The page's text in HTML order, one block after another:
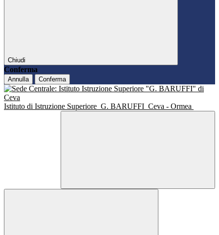
Chiudi
Conferma
Annulla Conferma
Istituto di Istruzione Superiore G. BARUFFI Ceva - Ormea